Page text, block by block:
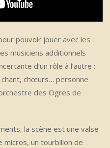
pouvoir jouer avec les
musiciens additionnels
d’un rôle à l’autre :
chœurs… personne
des Ogres de
la scène est une valse
micros, un tourbillon de